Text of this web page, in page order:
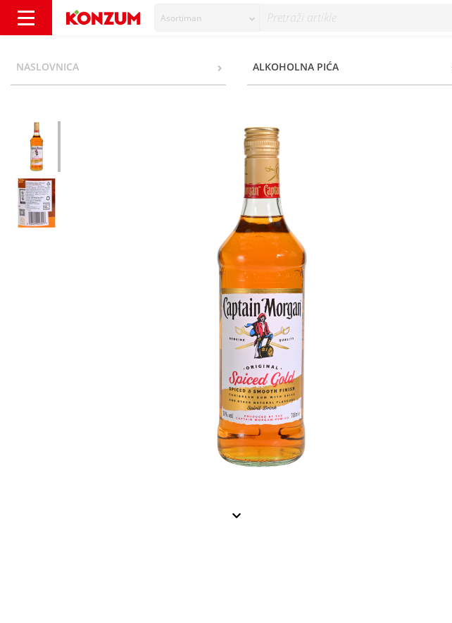
Asortiman
NASLOVNICA ALKOHOLNA PIĆA